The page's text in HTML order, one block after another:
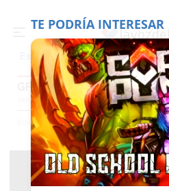
Es noticia Precio luz Padre
GRANADA
JerezProvincia CádizCádizSevilla
Ediciones Granada
TE PODRÍA INTERESAR